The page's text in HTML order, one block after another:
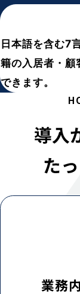
日本語を含む7
籍の入居者・顧
できます。
業務